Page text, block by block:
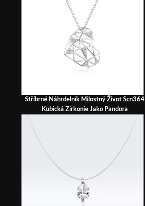
Stříbrné Náhrdelník Milostný Život Scn364
Kubická Zirkonie Jako Pandora